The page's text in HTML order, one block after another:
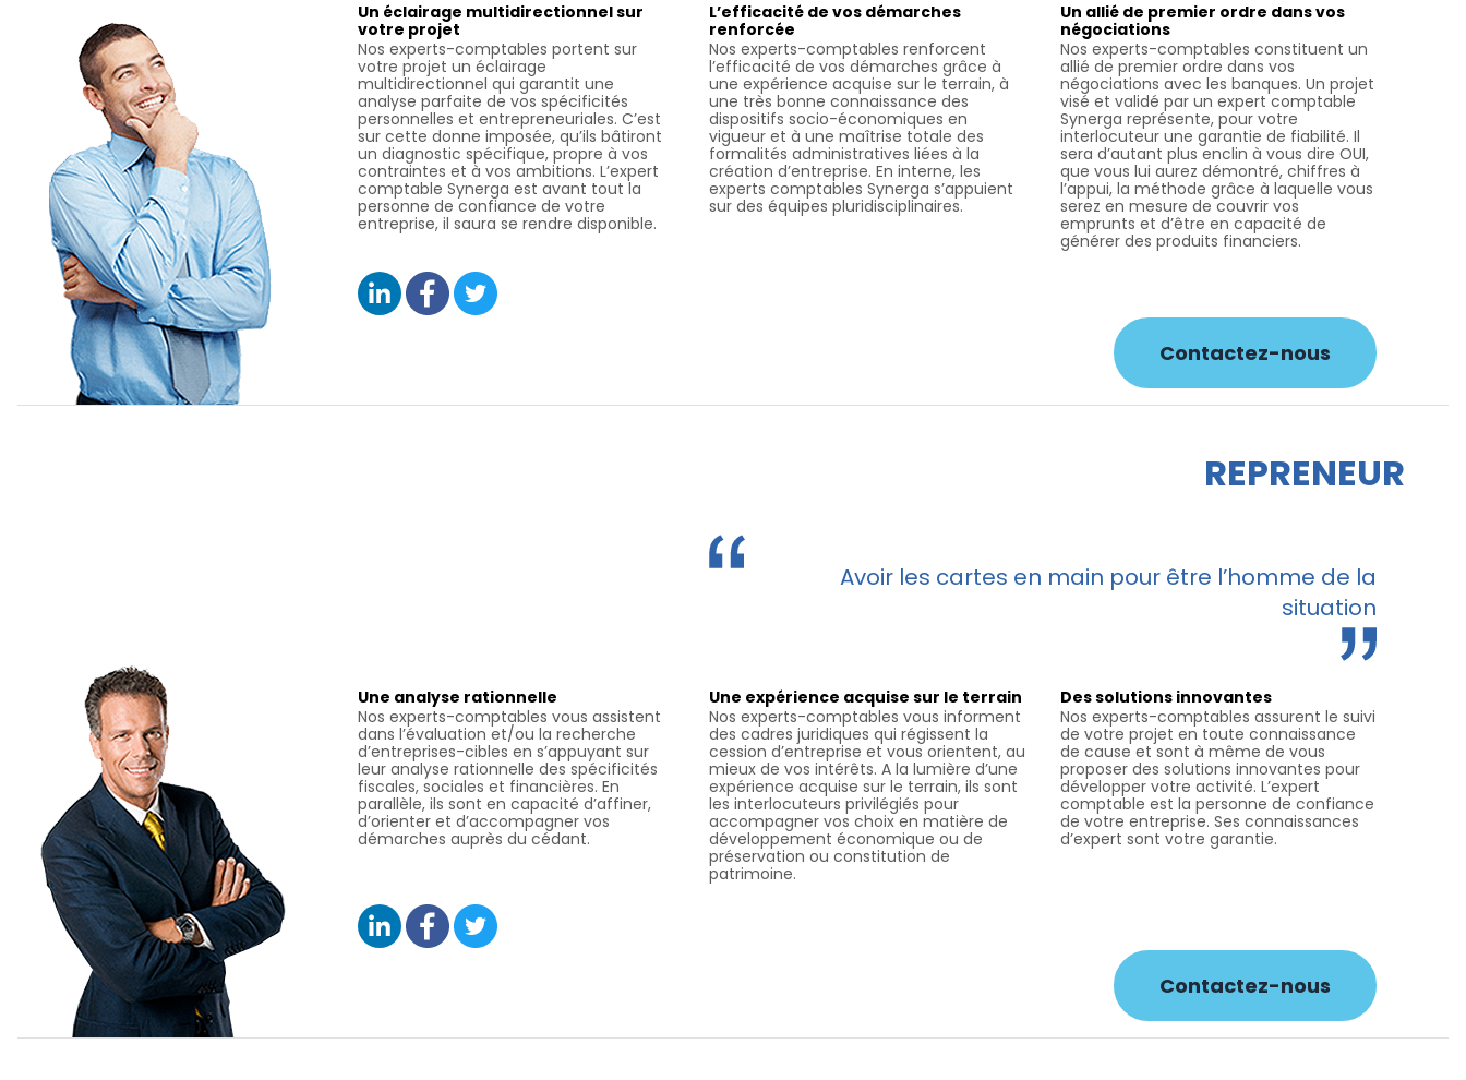
Un éclairage multidirectionnel sur
votre projet
Nos experts-comptables portent sur
votre projet un éclairage
multidirectionnel qui garantit une
analyse parfaite de vos spécificités
personnelles et entrepreneuriales. C’est
sur cette donne imposée, qu’ils bâtiront
un diagnostic spécifique, propre à vos
contraintes et à vos ambitions. L’expert
comptable Synerga est avant tout la
personne de confiance de votre
entreprise, il saura se rendre disponible.
L’efficacité de vos démarches
renforcée
Nos experts-comptables renforcent
l’efficacité de vos démarches grâce à
une expérience acquise sur le terrain, à
une très bonne connaissance des
dispositifs socio-économiques en
vigueur et à une maîtrise totale des
formalités administratives liées à la
création d’entreprise. En interne, les
experts comptables Synerga s’appuient
sur des équipes pluridisciplinaires.
Un allié de premier ordre dans vos
négociations
Nos experts-comptables constituent un
allié de premier ordre dans vos
négociations avec les banques. Un projet
visé et validé par un expert comptable
Synerga représente, pour votre
interlocuteur une garantie de fiabilité. Il
sera d’autant plus enclin à vous dire OUI,
que vous lui aurez démontré, chiffres à
l’appui, la méthode grâce à laquelle vous
serez en mesure de couvrir vos
emprunts et d’être en capacité de
générer des produits financiers.
Contactez-nous
REPRENEUR
Avoir les cartes en main pour être l’homme de la
situation
Une analyse rationnelle
Nos experts-comptables vous assistent
dans l’évaluation et/ou la recherche
d’entreprises-cibles en s’appuyant sur
leur analyse rationnelle des spécificités
fiscales, sociales et financières. En
parallèle, ils sont en capacité d’affiner,
d’orienter et d’accompagner vos
démarches auprès du cédant.
Une expérience acquise sur le terrain
Nos experts-comptables vous informent
des cadres juridiques qui régissent la
cession d’entreprise et vous orientent, au
mieux de vos intérêts. A la lumière d’une
expérience acquise sur le terrain, ils sont
les interlocuteurs privilégiés pour
accompagner vos choix en matière de
développement économique ou de
préservation ou constitution de
patrimoine.
Des solutions innovantes
Nos experts-comptables assurent le suivi
de votre projet en toute connaissance
de cause et sont à même de vous
proposer des solutions innovantes pour
développer votre activité. L’expert
comptable est la personne de confiance
de votre entreprise. Ses connaissances
d’expert sont votre garantie.
Contactez-nous